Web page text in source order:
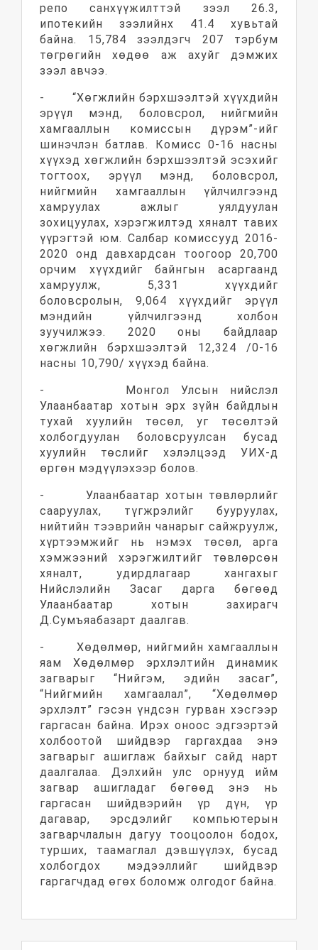
репо санхүүжилттэй зээл 26.3,
ипотекийн зээлийнх 41.4 хувьтай
байна. 15,784 зээлдэгч 207 тэрбум
төгрөгийн хөдөө аж ахуйг дэмжих
зээл авчээ.
- “Хөгжлийн бэрхшээлтэй хүүхдийн
эрүүл мэнд, боловсрол, нийгмийн
хамгааллын комиссын дүрэм”-ийг
шинэчлэн батлав. Комисс 0-16 насны
хүүхэд хөгжлийн бэрхшээлтэй эсэхийг
тогтоох, эрүүл мэнд, боловсрол,
нийгмийн хамгааллын үйлчилгээнд
хамруулах ажлыг уялдуулан
зохицуулах, хэрэгжилтэд хяналт тавих
үүрэгтэй юм. Салбар комиссууд 2016-
2020 онд давхардсан тоогоор 20,700
орчим хүүхдийг байнгын асаргаанд
хамруулж, 5,331 хүүхдийг
боловсролын, 9,064 хүүхдийг эрүүл
мэндийн үйлчилгээнд холбон
зуучилжээ. 2020 оны байдлаар
хөгжлийн бэрхшээлтэй 12,324 /0-16
насны 10,790/ хүүхэд байна.
- Монгол Улсын нийслэл
Улаанбаатар хотын эрх зүйн байдлын
тухай хуулийн төсөл, уг төсөлтэй
холбогдуулан боловсруулсан бусад
хуулийн төслийг хэлэлцээд УИХ-д
өргөн мэдүүлэхээр болов.
- Улаанбаатар хотын төвлөрлийг
сааруулах, түгжрэлийг бууруулах,
нийтийн тээврийн чанарыг сайжруулж,
хүртээмжийг нь нэмэх төсөл, арга
хэмжээний хэрэгжилтийг төвлөрсөн
хяналт, удирдлагаар хангахыг
Нийслэлийн Засаг дарга бөгөөд
Улаанбаатар хотын захирагч
Д.Сумъяабазарт даалгав.
- Хөдөлмөр, нийгмийн хамгааллын
яам Хөдөлмөр эрхлэлтийн динамик
загварыг “Нийгэм, эдийн засаг”,
“Нийгмийн хамгаалал”, “Хөдөлмөр
эрхлэлт” гэсэн үндсэн гурван хэсгээр
гаргасан байна. Ирэх оноос эдгээртэй
холбоотой шийдвэр гаргахдаа энэ
загварыг ашиглаж байхыг сайд нарт
даалгалаа. Дэлхийн улс орнууд ийм
загвар ашигладаг бөгөөд энэ нь
гаргасан шийдвэрийн үр дүн, үр
дагавар, эрсдэлийг компьютерын
загварчлалын дагуу тооцоолон бодох,
турших, таамаглал дэвшүүлэх, бусад
холбогдох мэдээллийг шийдвэр
гаргагчдад өгөх боломж олгодог байна.